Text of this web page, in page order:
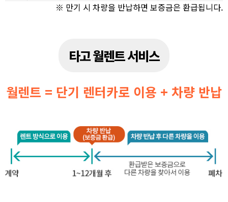
※ 만기 시 차량을 반납하면 보증금은 환급됩니다.
타고 월렌트 서비스
월렌트 = 단기 렌터카로 이용 + 차량 반납